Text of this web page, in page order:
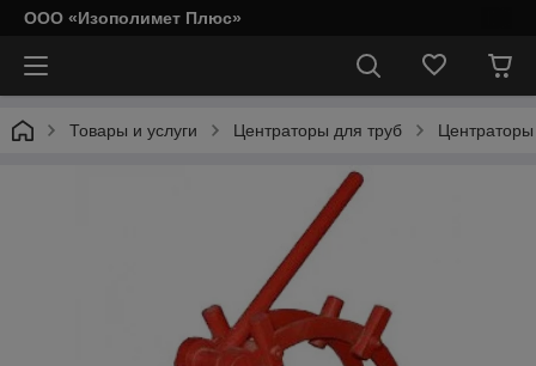
ООО «Изополимет Плюс»
Товары и услуги Центраторы для труб